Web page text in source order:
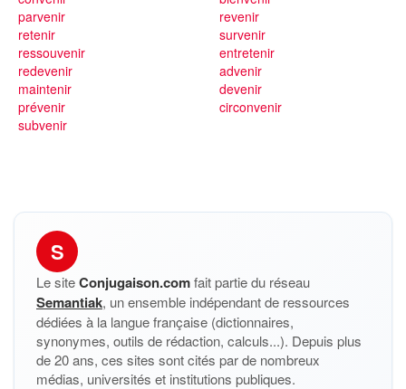
parvenir
retenir
ressouvenir
redevenir
maintenir
prévenir
subvenir
revenir
survenir
entretenir
advenir
devenir
circonvenir
S
Le siteConjugaison.comfait partie du réseau
Semantiak, un ensemble indépendant de ressources
dédiées à la langue française (dictionnaires,
synonymes, outils de rédaction, calculs...). Depuis plus
de 20 ans, ces sites sont cités par de nombreux
médias, universités et institutions publiques.